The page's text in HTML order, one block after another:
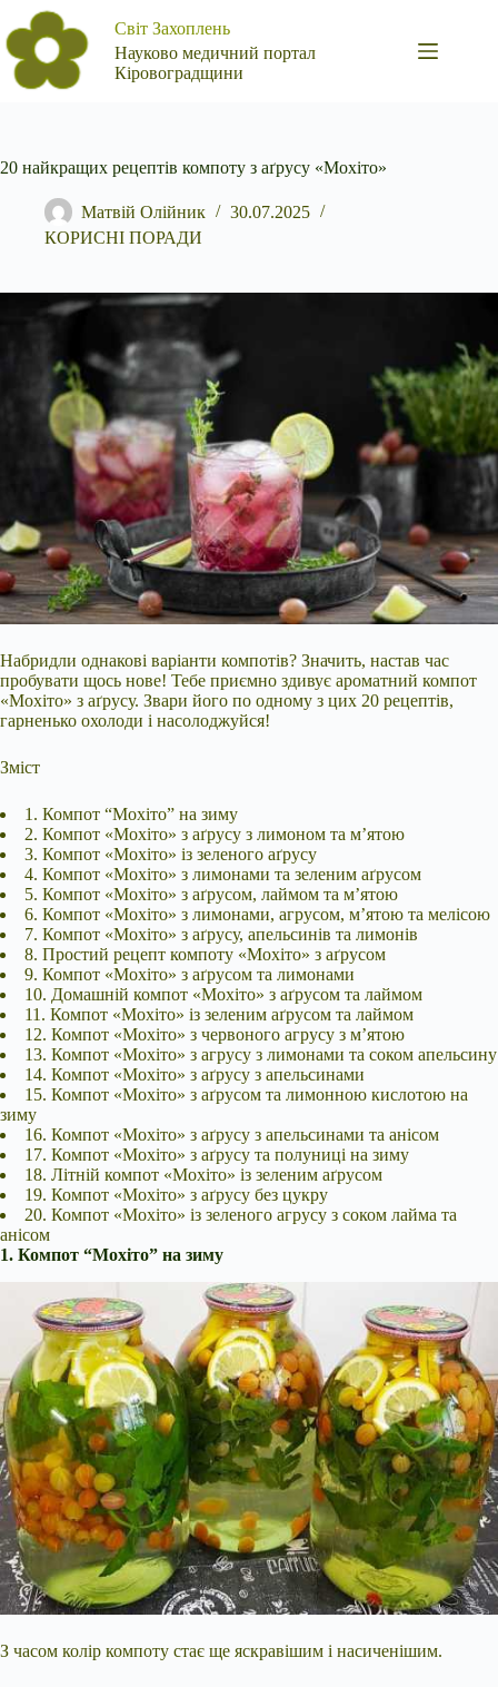
Перейти
до
вмісту
Світ Захоплень
Науково медичний портал
Кіровоградщини
20 найкращих рецептів компоту з аґрусу «Мохіто»
Матвій Олійник
30.07.2025
КОРИСНІ ПОРАДИ
Набридли однакові варіанти компотів? Значить, настав час
пробувати щось нове! Тебе приємно здивує ароматний компот
«Мохіто» з аґрусу. Звари його по одному з цих 20 рецептів,
гарненько охолоди і насолоджуйся!
Зміст
1. Компот “Мохіто” на зиму
2. Компот «Мохіто» з аґрусу з лимоном та м’ятою
3. Компот «Мохіто» із зеленого аґрусу
4. Компот «Мохіто» з лимонами та зеленим аґрусом
5. Компот «Мохіто» з аґрусом, лаймом та м’ятою
6. Компот «Мохіто» з лимонами, агрусом, м’ятою та мелісою
7. Компот «Мохіто» з аґрусу, апельсинів та лимонів
8. Простий рецепт компоту «Мохіто» з аґрусом
9. Компот «Мохіто» з аґрусом та лимонами
10. Домашній компот «Мохіто» з аґрусом та лаймом
11. Компот «Мохіто» із зеленим аґрусом та лаймом
12. Компот «Мохіто» з червоного агрусу з м’ятою
13. Компот «Мохіто» з агрусу з лимонами та соком апельсину
14. Компот «Мохіто» з аґрусу з апельсинами
15. Компот «Мохіто» з аґрусом та лимонною кислотою на
зиму
16. Компот «Мохіто» з аґрусу з апельсинами та анісом
17. Компот «Мохіто» з аґрусу та полуниці на зиму
18. Літній компот «Мохіто» із зеленим аґрусом
19. Компот «Мохіто» з аґрусу без цукру
20. Компот «Мохіто» із зеленого агрусу з соком лайма та
анісом
1. Компот “Мохіто” на зиму
З часом колір компоту стає ще яскравішим і насиченішим.